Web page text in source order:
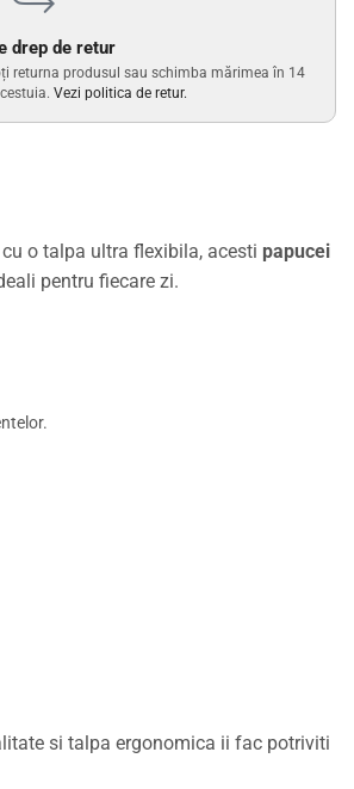
drep de retur
returna produsul sau schimba mărimea în 14
Vezi politica de retur.
o talpa ultra flexibila, acesti papucei
pentru fiecare zi.
si talpa ergonomica ii fac potriviti